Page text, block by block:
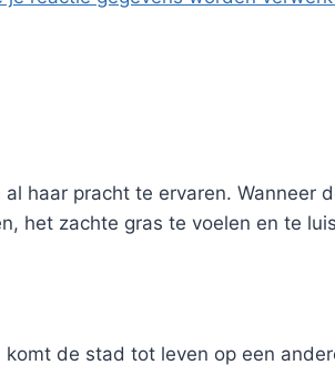
haar pracht te ervaren. Wanneer
het zachte gras te voelen en te
de stad tot leven op een